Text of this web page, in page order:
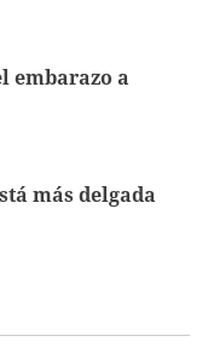
embarazo a
más delgada